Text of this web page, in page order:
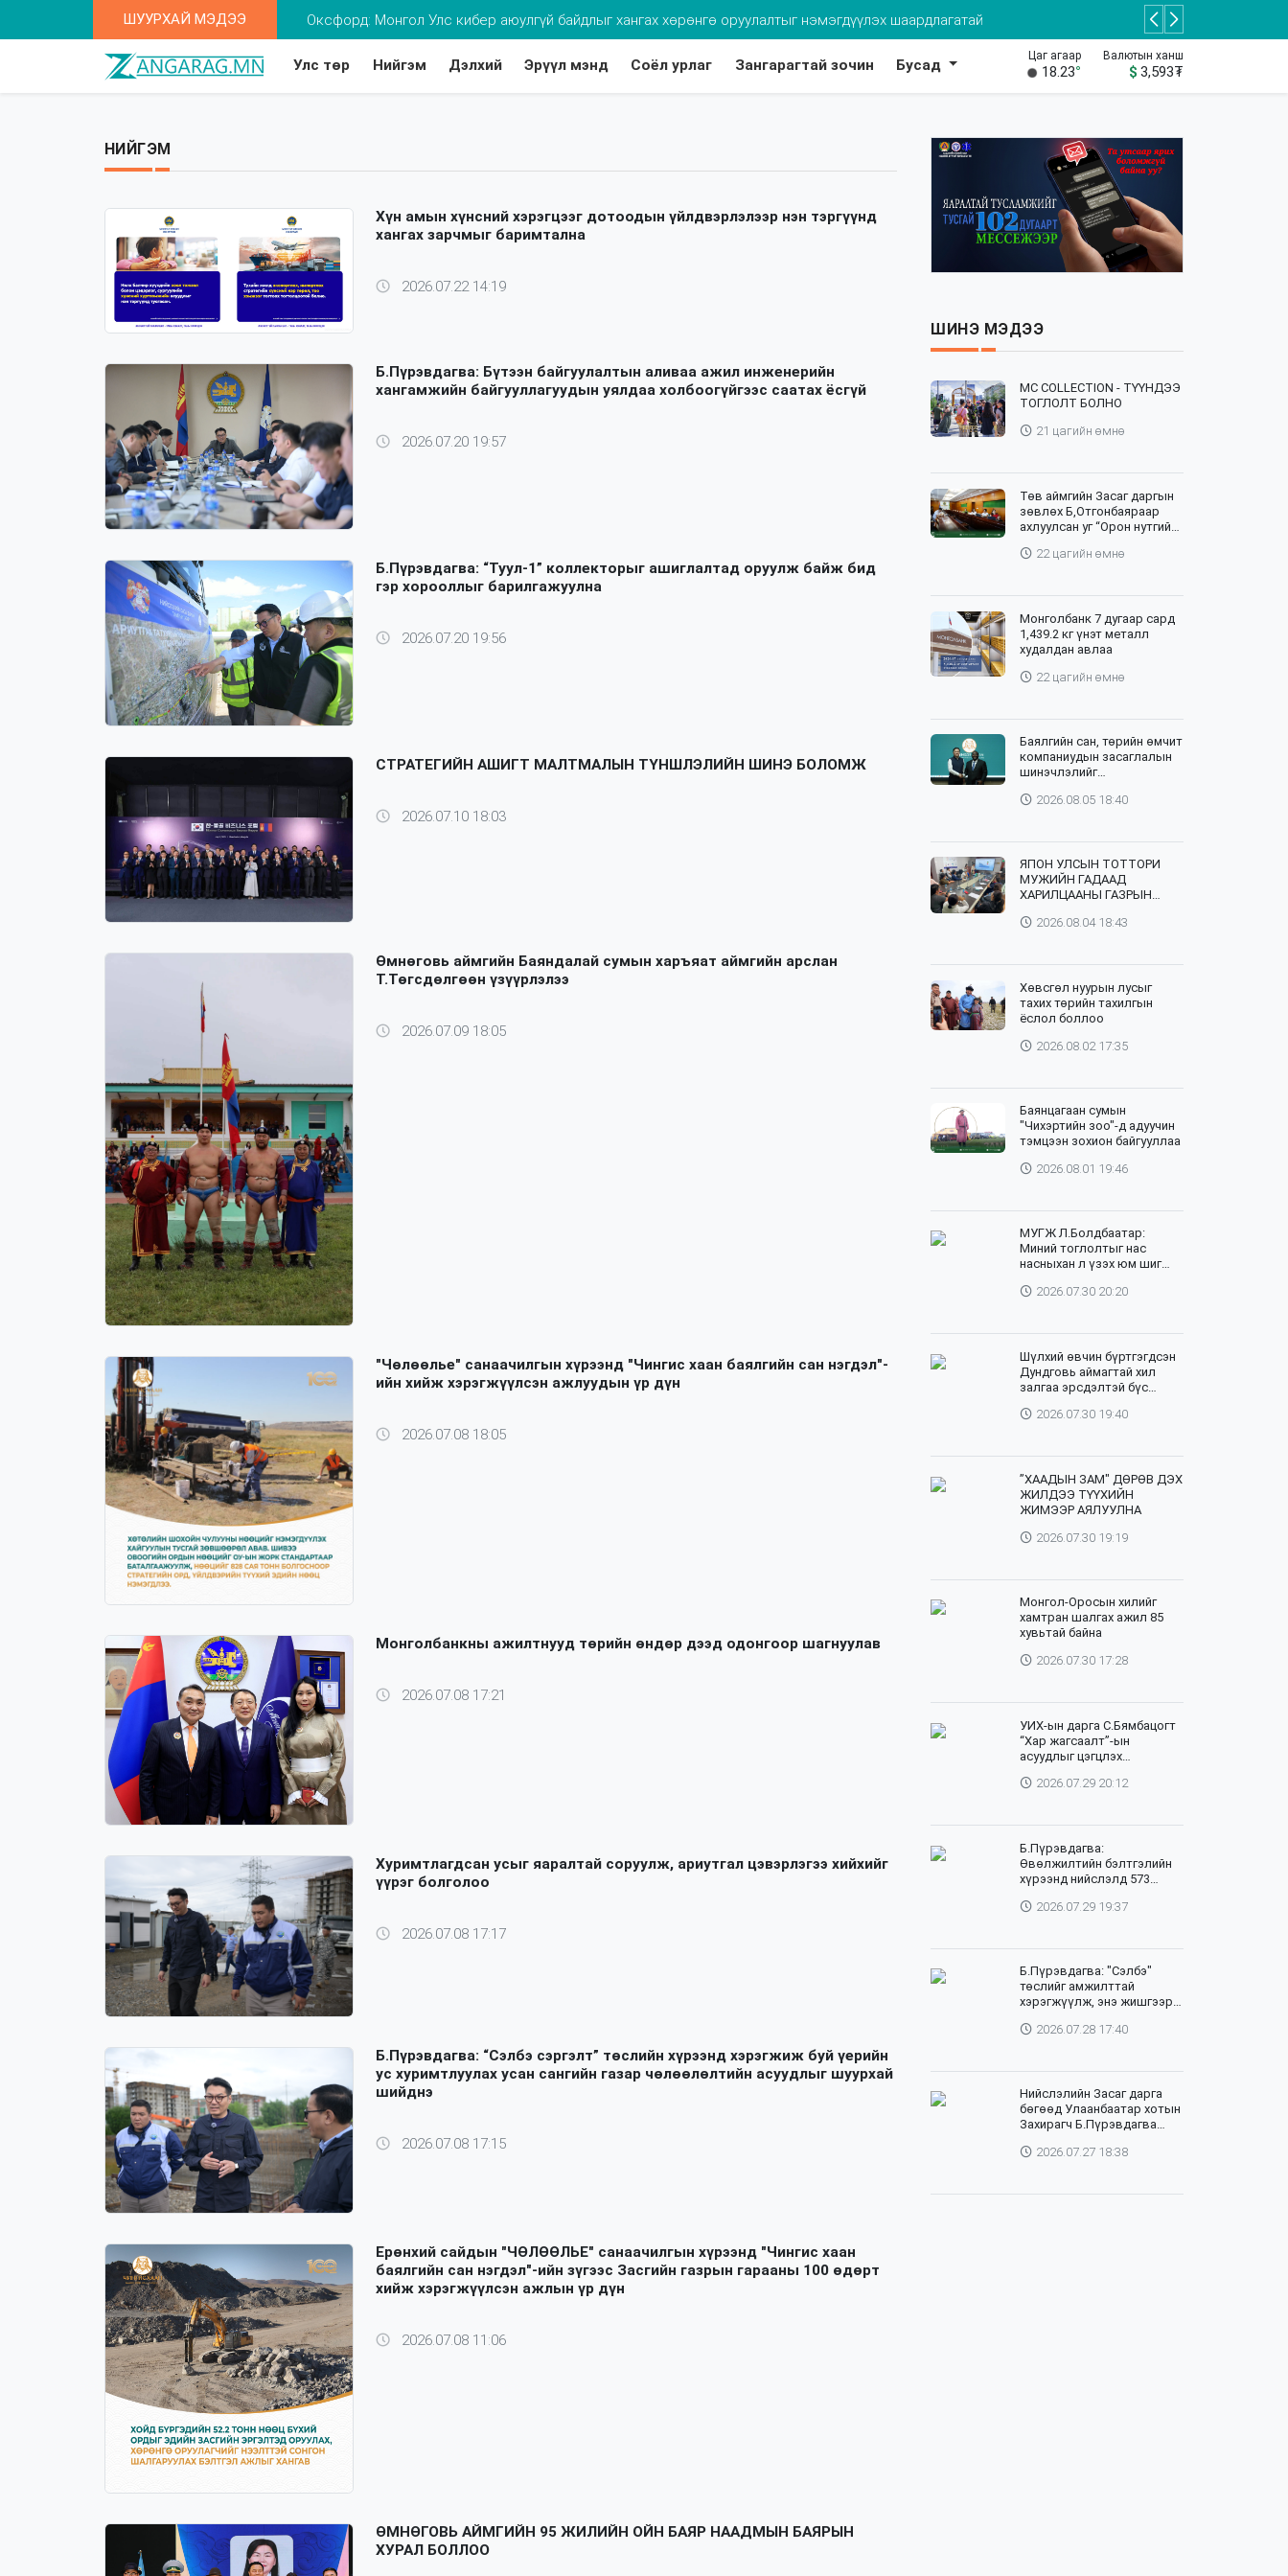
ШУУРХАЙ МЭДЭЭ Та 2-5 насны хүүхдээ томуугийн эсрэг дархлаажуулалтад хамруулаарай
Улс төр Нийгэм Дэлхий Эрүүл мэнд Соёл урлаг Зангарагтай зочин Бусад
Цаг агаар
18.23°
Валютын ханш
$ 3,593₮
НИЙГЭМ
Хүн амын хүнсний хэрэгцээг дотоодын үйлдвэрлэлээр нэн тэргүүнд
хангах зарчмыг баримтална
2026.07.22 14:19
Б.Пүрэвдагва: Бүтээн байгуулалтын аливаа ажил инженерийн
хангамжийн байгууллагуудын уялдаа холбоогүйгээс саатах ёсгүй
2026.07.20 19:57
Б.Пүрэвдагва: “Туул-1” коллекторыг ашиглалтад оруулж байж бид
гэр хорооллыг барилгажуулна
2026.07.20 19:56
СТРАТЕГИЙН АШИГТ МАЛТМАЛЫН ТҮНШЛЭЛИЙН ШИНЭ БОЛОМЖ
2026.07.10 18:03
Өмнөговь аймгийн Баяндалай сумын харъяат аймгийн арслан
Т.Төгсдөлгөөн үзүүрлэлээ
2026.07.09 18:05
"Чөлөөлье" санаачилгын хүрээнд "Чингис хаан баялгийн сан нэгдэл"-
ийн хийж хэрэгжүүлсэн ажлуудын үр дүн
2026.07.08 18:05
Монголбанкны ажилтнууд төрийн өндөр дээд одонгоор шагнуулав
2026.07.08 17:21
Хуримтлагдсан усыг яаралтай соруулж, ариутгал цэвэрлэгээ хийхийг
үүрэг болголоо
2026.07.08 17:17
Б.Пүрэвдагва: “Сэлбэ сэргэлт” төслийн хүрээнд хэрэгжиж буй үерийн
ус хуримтлуулах усан сангийн газар чөлөөлөлтийн асуудлыг шуурхай
шийднэ
2026.07.08 17:15
Ерөнхий сайдын "ЧӨЛӨӨЛЬЕ" санаачилгын хүрээнд "Чингис хаан
баялгийн сан нэгдэл"-ийн зүгээс Засгийн газрын гарааны 100 өдөрт
хийж хэрэгжүүлсэн ажлын үр дүн
2026.07.08 11:06
ӨМНӨГОВЬ АЙМГИЙН 95 ЖИЛИЙН ОЙН БАЯР НААДМЫН БАЯРЫН
ХУРАЛ БОЛЛОО
ШИНЭ МЭДЭЭ
⁣MC COLLECTION - ТҮҮНДЭЭ
ТОГЛОЛТ БОЛНО
21 цагийн өмнө
Төв аймгийн Засаг даргын
зөвлөх Б,Отгонбаяраар
ахлуулсан уг “Орон нутгийн
танхим хослуулан зохион
22 цагийн өмнө
Монголбанк 7 дугаар сард
1,439.2 кг үнэт металл
худалдан авлаа
22 цагийн өмнө
Баялгийн сан, төрийн өмчит
компаниудын засаглалын
шинэчлэлийг
банктай хамтарна
2026.08.05 18:40
ЯПОН УЛСЫН ТОТТОРИ
МУЖИЙН ГАДААД
ХАРИЛЦААНЫ ГАЗРЫН
АЖ АХУЙН СУРГУУЛИЙН
2026.08.04 18:43
Хөвсгөл нуурын лусыг
тахих төрийн тахилгын
ёслол боллоо
2026.08.02 17:35
Баянцагаан сумын
"Чихэртийн зоо"-д адуучин
тэмцээн зохион байгууллаа
2026.08.01 19:46
МУГЖ Л.Болдбаатар:
Миний тоглолтыг нас
насныхан л үзэх юм шиг
2026.07.30 20:20
Шүлхий өвчин бүртгэгдсэн
Дундговь аймагтай хил
залгаа эрсдэлтэй бүс
вакцинжуулалтыг зохион
2026.07.30 19:40
”ХААДЫН ЗАМ" ДӨРӨВ ДЭХ
ЖИЛДЭЭ ТҮҮХИЙН
ЖИМЭЭР АЯЛУУЛНА
2026.07.30 19:19
Монгол-Оросын хилийг
хамтран шалгах ажил 85
хувьтай байна
2026.07.30 17:28
УИХ-ын дарга С.Бямбацогт
“Хар жагсаалт”-ын
асуудлыг цэгцлэх
удирдлагад 30 хоногийн
2026.07.29 20:12
Б.Пүрэвдагва:
Өвөлжилтийн бэлтгэлийн
хүрээнд нийслэлд 573
хэрэгжүүлж байна
2026.07.29 19:37
Б.Пүрэвдагва: "Сэлбэ"
төслийг амжилттай
хэрэгжүүлж, энэ жишгээр
сууцжуулна
2026.07.28 17:40
Нийслэлийн Засаг дарга
бөгөөд Улаанбаатар хотын
Захирагч Б.Пүрэвдагва
зохицуулагч Яап ван
2026.07.27 18:38